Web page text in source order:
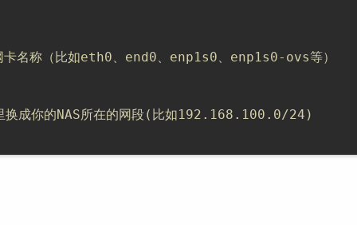
卡名称（比如eth0、end0、enp1s0、enp1s0-ovs等）
换成你的NAS所在的网段(比如192.168.100.0/24)